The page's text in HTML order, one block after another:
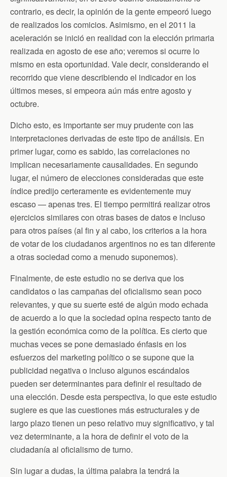
contrario, es decir, la opinión de la gente empeoró luego
de realizados los comicios. Asimismo, en el 2011 la
aceleración se inició en realidad con la elección primaria
realizada en agosto de ese año; veremos si ocurre lo
mismo en esta oportunidad. Vale decir, considerando el
recorrido que viene describiendo el indicador en los
últimos meses, si empeora aún más entre agosto y
octubre.
Dicho esto, es importante ser muy prudente con las
interpretaciones derivadas de este tipo de análisis. En
primer lugar, como es sabido, las correlaciones no
implican necesariamente causalidades. En segundo
lugar, el número de elecciones consideradas que este
índice predijo certeramente es evidentemente muy
escaso — apenas tres. El tiempo permitirá realizar otros
ejercicios similares con otras bases de datos e incluso
para otros países (al fin y al cabo, los criterios a la hora
de votar de los ciudadanos argentinos no es tan diferente
a otras sociedad como a menudo suponemos).
Finalmente, de este estudio no se deriva que los
candidatos o las campañas del oficialismo sean poco
relevantes, y que su suerte esté de algún modo echada
de acuerdo a lo que la sociedad opina respecto tanto de
la gestión económica como de la política. Es cierto que
muchas veces se pone demasiado énfasis en los
esfuerzos del marketing político o se supone que la
publicidad negativa o incluso algunos escándalos
pueden ser determinantes para definir el resultado de
una elección. Desde esta perspectiva, lo que este estudio
sugiere es que las cuestiones más estructurales y de
largo plazo tienen un peso relativo muy significativo, y tal
vez determinante, a la hora de definir el voto de la
ciudadanía al oficialismo de turno.
Sin lugar a dudas, la última palabra la tendrá la